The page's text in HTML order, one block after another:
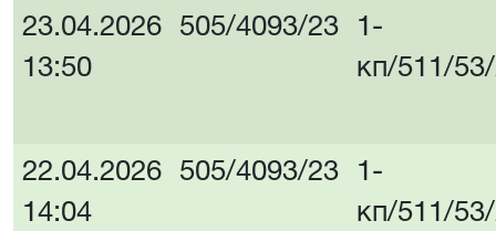
23.04.2026
13:50
505/4093/23
1-
кп/511/
22.04.2026
14:04
505/4093/23
1-
кп/511/